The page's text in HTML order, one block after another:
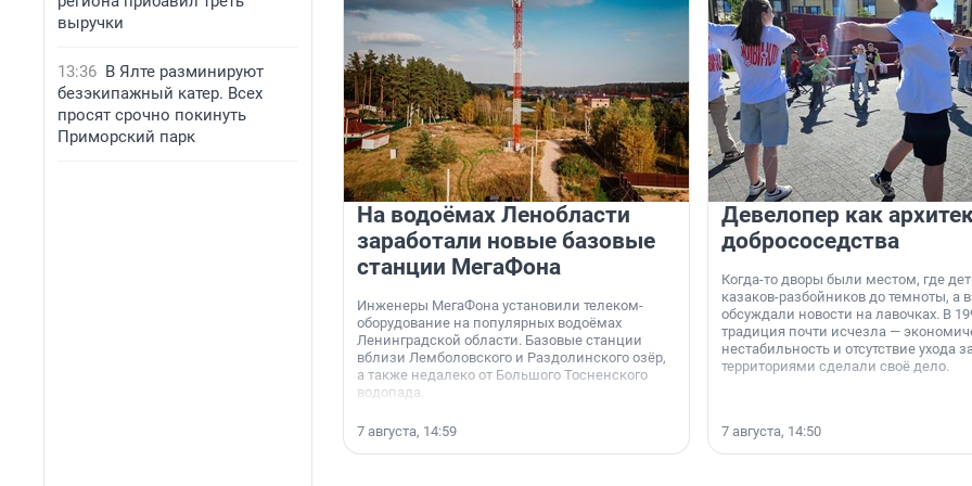
выручки
13:36 В Ялте разминируют
безэкипажный катер. Всех
просят срочно покинуть
Приморский парк
На водоёмах Ленобласти
заработали новые базовые
станции МегаФона
Инженеры МегаФона установили телеком-
оборудование на популярных водоёмах
Ленинградской области. Базовые станции
вблизи Лемболовского и Раздолинского озёр,
а также недалеко от Большого Тосненского
водопада.
7 августа, 14:59
Девелопер как
добрососедства
Когда-то дворы были местом, где
казаков-разбойников до темноты, а
обсуждали новости на лавочках. В
традиция почти исчезла —
нестабильность и отсутствие ухода
территориями сделали своё дело.
7 августа, 14:50